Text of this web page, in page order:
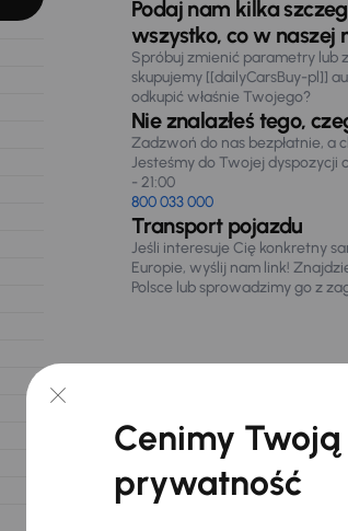
Podaj nam kilka
wszystko, co w naszej
Spróbuj zmienić parametry lub
skupujemy [[dailyCarsBuy-pl]]
odkupić właśnie Twojego?
Nie znalazłeś tego,
Zadzwoń do nas bezpłatnie, a
Jesteśmy do Twojej dyspozycji
- 21:00
800 033 000
Transport pojazdu
Jeśli interesuje Cię konkretny
Europie, wyślij nam link!
Polsce lub sprowadzimy go z
Cenimy Twoją
prywatność